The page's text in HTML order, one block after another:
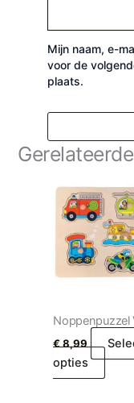
Mijn naam, e-
voor de
plaats.
Noppenpuzzel
€8,99
opties